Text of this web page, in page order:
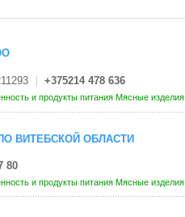
+375214 478 636
и продукты питания Мясные изделия
ВИТЕБСКОЙ ОБЛАСТИ
80
и продукты питания Мясные изделия